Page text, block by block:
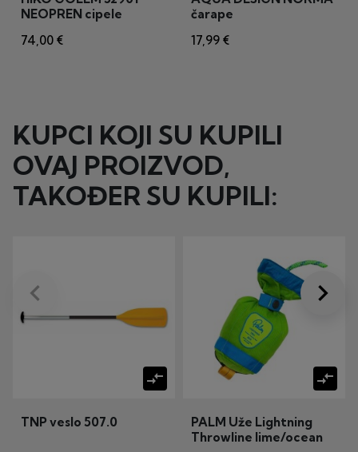
NEOPREN cipele
74,00 €
čarape
17,99 €
KUPCI KOJI SU KUPILI
OVAJ PROIZVOD,
TAKOĐER SU KUPILI:
compare_arrows
TNP veslo 507.0
compare_arrows
PALM Uže Lightning
Throwline lime/ocean
Prije
keyboard_arrow_left Dalje
keyboard_arrow_right